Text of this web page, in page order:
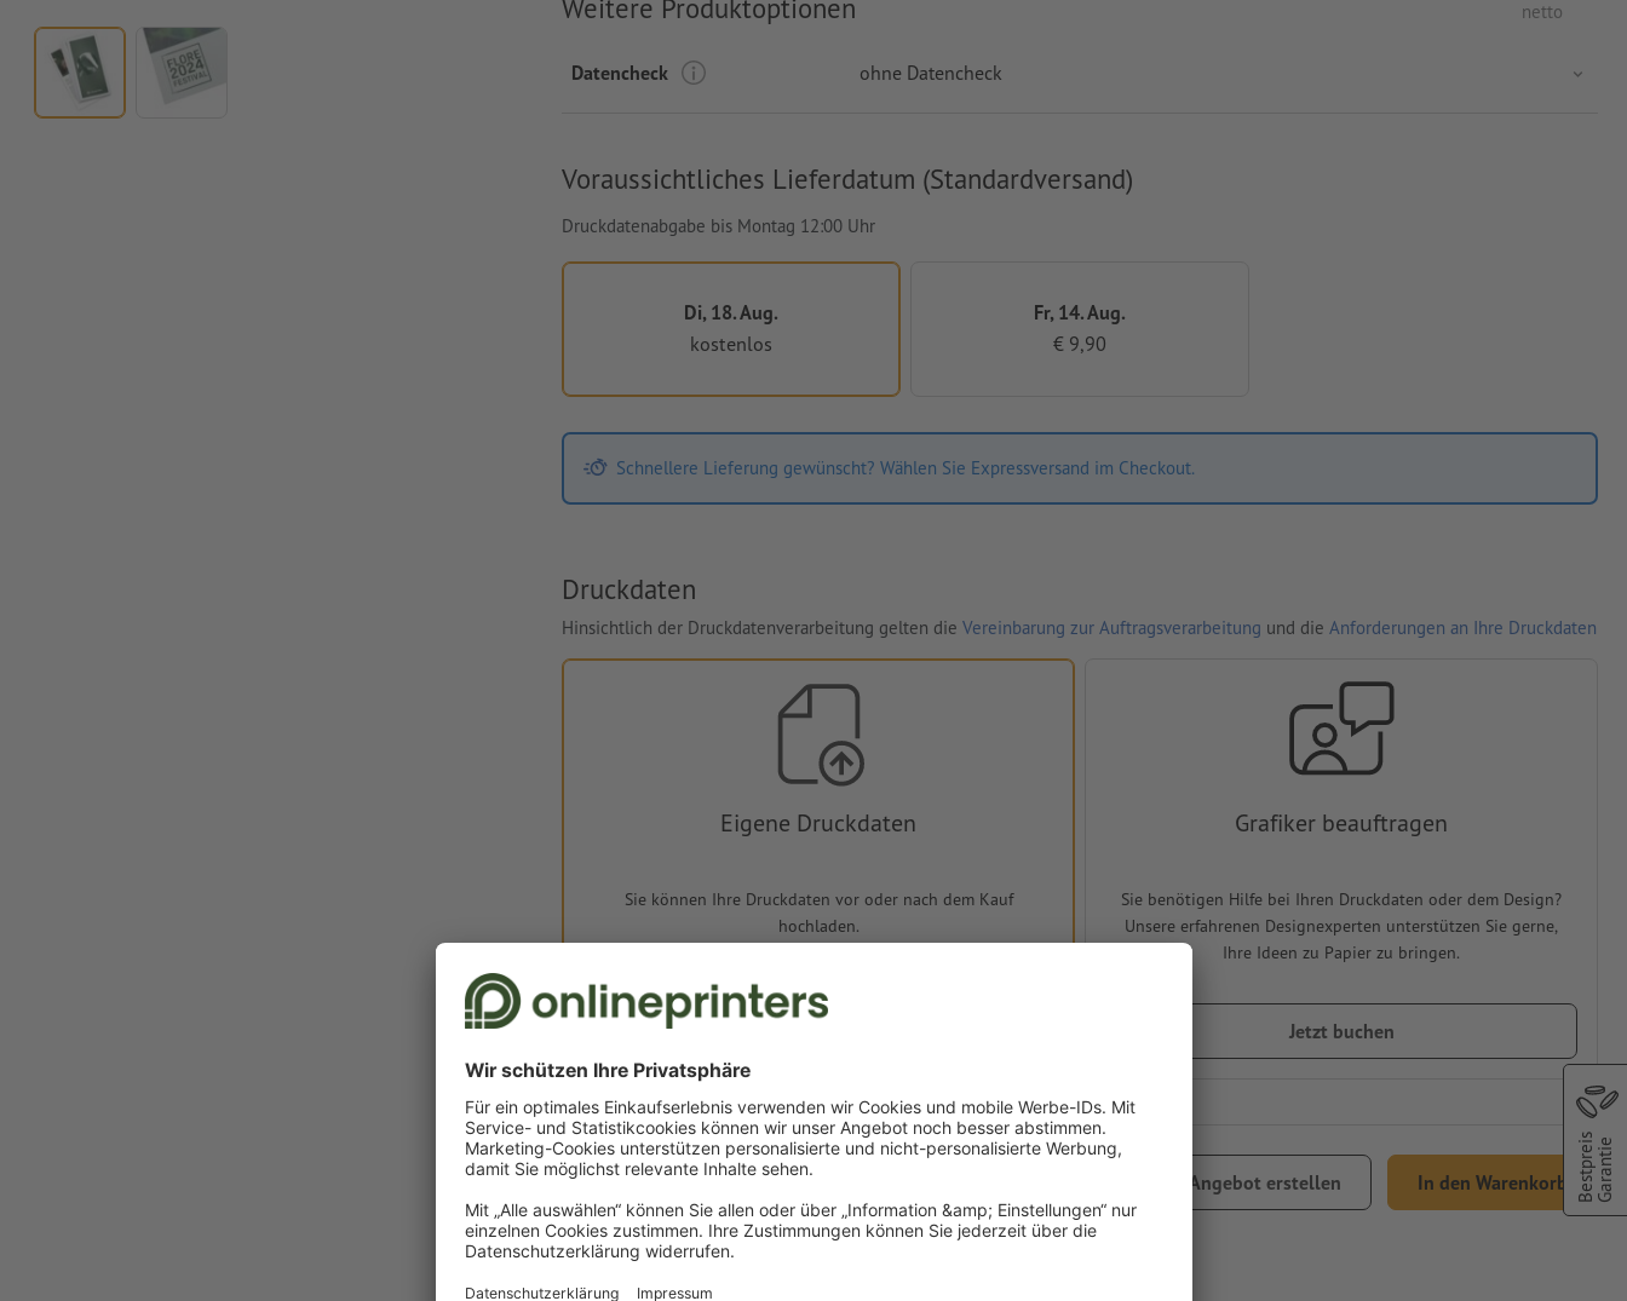
Weitere Produktoptionen netto
Datencheck ohne Datencheck
Voraussichtliches Lieferdatum (Standardversand)
Druckdatenabgabe bis Montag 12:00 Uhr
Di, 18. Aug.
kostenlos
Fr, 14. Aug.
€ 9,90
Schnellere Lieferung gewünscht? Wählen Sie Expressversand im Checkout.
Druckdaten
Hinsichtlich der Druckdatenverarbeitung gelten die Vereinbarung zur Auftragsverarbeitung und die Anforderungen an Ihre Druckdaten
Eigene Druckdaten
Sie können Ihre Druckdaten vor oder nach dem Kauf
hochladen.
Grafiker beauftragen
Sie benötigen Hilfe bei Ihren Druckdaten oder dem Design?
Unsere erfahrenen Designexperten unterstützen Sie gerne,
Ihre Ideen zu Papier zu bringen.
Jetzt buchen
netto Inkl. 19% MwSt.&Versand
Angebot erstellen In den Warenkorb
Lieferung ca.:
Di, 18. Aug.
Gewicht: ca.20 g
BestpreisGarantie